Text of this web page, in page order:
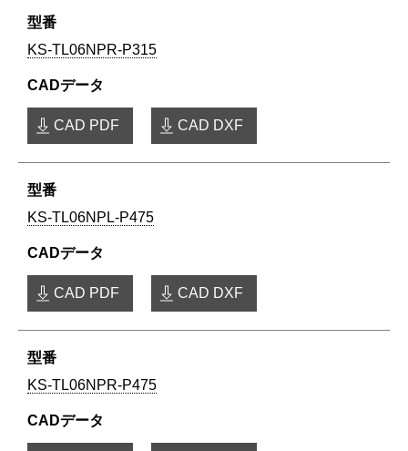
KS-TL06NPR-P315
CAD PDF CAD DXF
KS-TL06NPL-P475
CAD PDF CAD DXF
KS-TL06NPR-P475